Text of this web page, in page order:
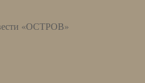
«ОСТРОВ»